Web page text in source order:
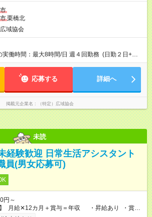
リン代） 【試用期間】試用期間あり 試
：4ヶ月 ※ 雇用形態と給与に、本採用時と異なる部
。 雇用形態：本採用時と同じです。 給与：月
以上
栗橋北
広域協会
実働時間：最大8時間/日 週４回勤務 (日勤２日+夜
勤・夜勤の回数が変更になることがあります） 例
実働8h＋待機休憩4h)
応募する 詳細へ
掲載元企業名 （特定）広域協会
未読
経験歓迎 日常生活アシスタント
員(男女応募可)
円～
月給✕12カ月＋賞与＝年収 ・昇給あり ・賞与